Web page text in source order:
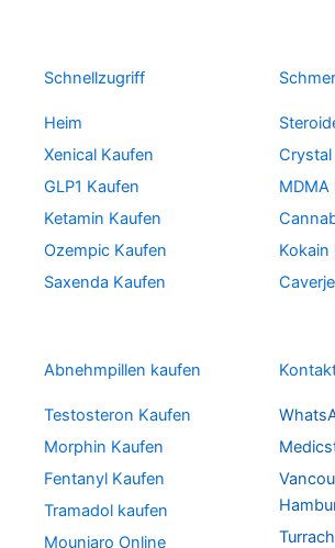
Schnellzugriff
Heim
Xenical Kaufen
GLP1 Kaufen
Ketamin Kaufen
Ozempic Kaufen
Saxenda Kaufen
MDMA
Kokain
Abnehmpillen kaufen
Testosteron Kaufen
Morphin Kaufen
Fentanyl Kaufen
Tramadol kaufen
Mounjaro Online